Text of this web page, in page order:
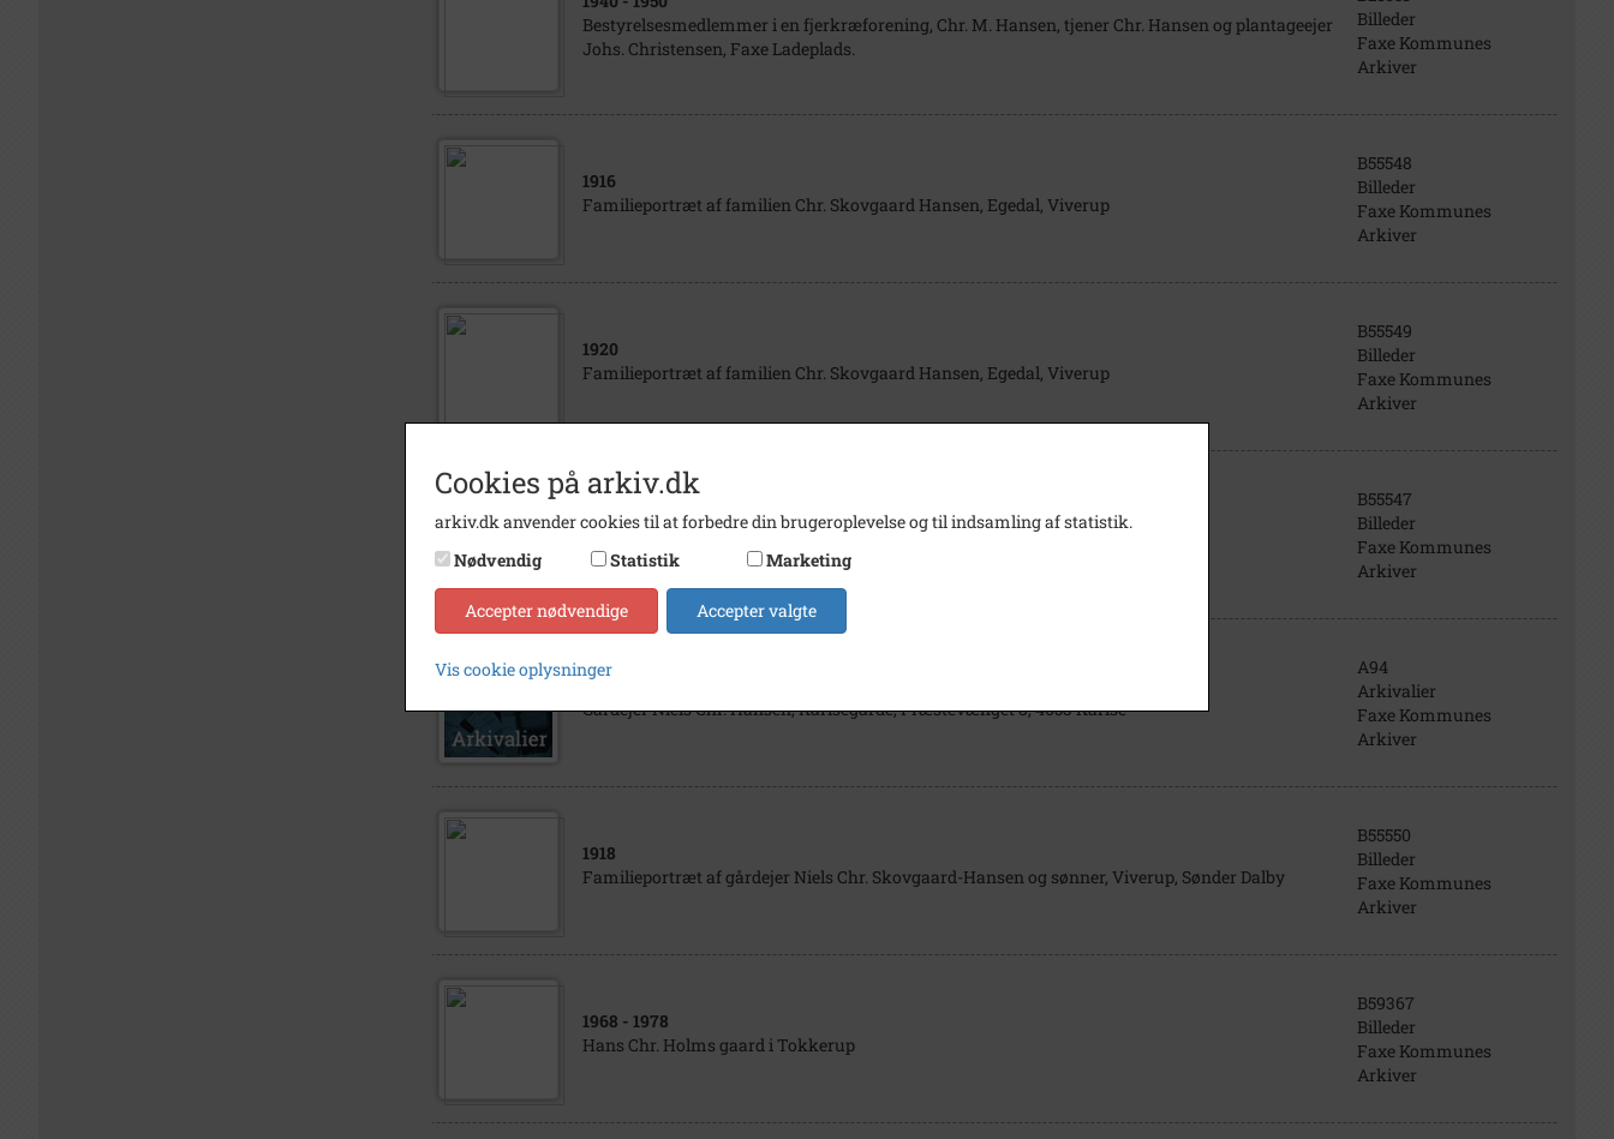
Bestyrelsesmedlemmer i en fjerkræforening, Chr. M. Hansen, tjener Chr. Hansen og plantageejer
Johs. Christensen, Faxe Ladeplads.
Billeder
Faxe Kommunes
Arkiver
1916
Familieportræt af familien Chr. Skovgaard Hansen, Egedal, Viverup
B55548
Billeder
Faxe Kommunes
Arkiver
1920
Familieportræt af familien Chr. Skovgaard Hansen, Egedal, Viverup
B55549
Billeder
Faxe Kommunes
Arkiver
1911
B55547
Billeder
Faxe Kommunes
Arkiver
1902
Gårdejer Niels Chr. Hansen, Karisegårde, Præstevænget 8, 4653 Karise
A94
Arkivalier
Faxe Kommunes
Arkiver
1918
Familieportræt af gårdejer Niels Chr. Skovgaard-Hansen og sønner, Viverup, Sønder Dalby
B55550
Billeder
Faxe Kommunes
Arkiver
1968 - 1978
Hans Chr. Holms gaard i Tokkerup
B59367
Billeder
Faxe Kommunes
Arkiver
Cookies på arkiv.dk
arkiv.dk anvender cookies til at forbedre din brugeroplevelse og til indsamling af statistik.
Nødvendig
Statistik Marketing
Accepter nødvendige Accepter valgte
Vis cookie oplysninger